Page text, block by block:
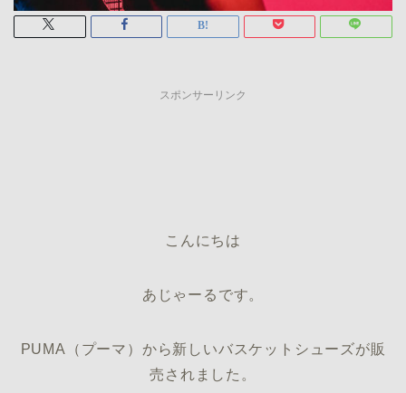
スポンサーリンク
こんにちは
あじゃーるです。
PUMA（プーマ）から新しいバスケットシューズが販
売されました。